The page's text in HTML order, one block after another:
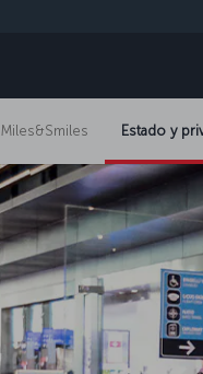
Miles&Smiles Estado y